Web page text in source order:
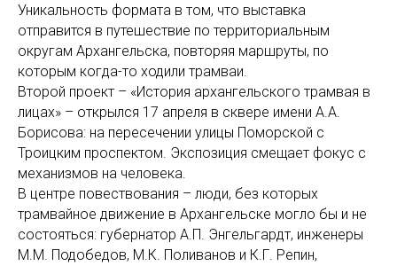
Уникальность формата в том, что выставка
отправится в путешествие по территориальным
округам Архангельска, повторяя маршруты, по
которым когда-то ходили трамваи.
Второй проект – «История архангельского трамвая в
лицах» – открылся 17 апреля в сквере имени А.А.
Борисова: на пересечении улицы Поморской с
Троицким проспектом. Экспозиция смещает фокус с
механизмов на человека.
В центре повествования – люди, без которых
трамвайное движение в Архангельске могло бы и не
состояться: губернатор А.П. Энгельгардт, инженеры
М.М. Подобедов, М.К. Поливанов и К.Г. Репин,